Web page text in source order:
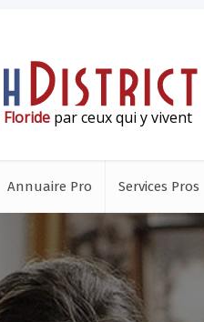
Floridepar ceux qui y vivent
Annuaire Pro Services Pros